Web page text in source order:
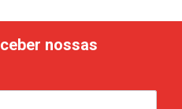
nossas